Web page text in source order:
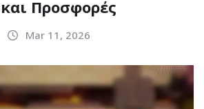
Προσφορές
Mar 11, 2026